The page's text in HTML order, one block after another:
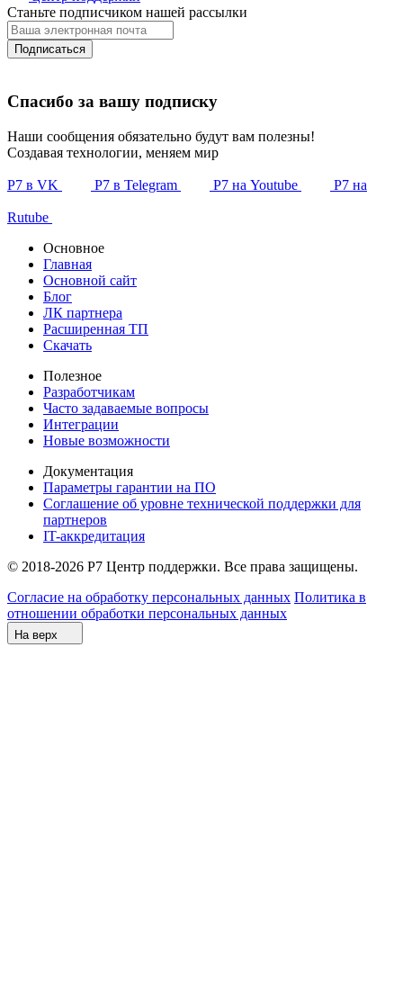
Станьте подписчиком нашей рассылки
Подписаться
Спасибо за вашу подписку
Наши сообщения обязательно будут вам полезны!
Создавая технологии, меняем мир
Р7 в VK Р7 в Telegram Р7 на Youtube Р7 на
Rutube
Основное
Главная
Основной сайт
Блог
ЛК партнера
Расширенная ТП
Скачать
Полезное
Разработчикам
Часто задаваемые вопросы
Интеграции
Новые возможности
Документация
Параметры гарантии на ПО
Соглашение об уровне технической поддержки для
партнеров
IT-аккредитация
© 2018-2026 Р7 Центр поддержки. Все права защищены.
Согласие на обработку персональных данных Политика в
отношении обработки персональных данных
На верх